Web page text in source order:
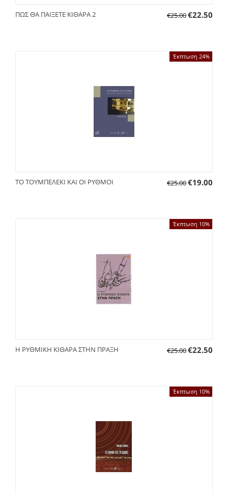
ΠΩΣ ΘΑ ΠΑΙΞΕΤΕ ΚΙΘΑΡΑ 2 €25.00€22.50
Έκπτωση 24%
ΤΟ ΤΟΥΜΠΕΛΕΚΙ ΚΑΙ ΟΙ ΡΥΘΜΟΙ €25.00€19.00
Έκπτωση 10%
Η ΡΥΘΜΙΚΗ ΚΙΘAΡΑ ΣΤΗΝ ΠΡΑΞΗ €25.00€22.50
Έκπτωση 10%